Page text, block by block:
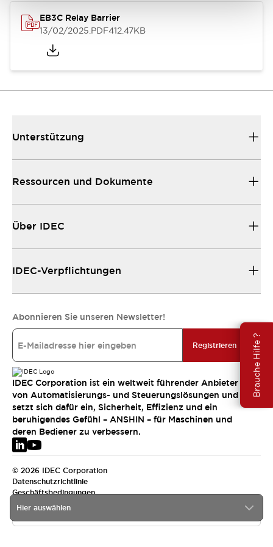
Brauche Hilfe ?
EB3C Relay Barrier
13/02/2025.PDF412.47KB
Hier auswählen
Unterstützung
Ressourcen und Dokumente
Über IDEC
IDEC-Verpflichtungen
Abonnieren Sie unseren Newsletter!
Registrieren
IDEC Corporation ist ein weltweit führender Anbieter
von Automatisierungs- und Steuerungslösungen und
setzt sich dafür ein, Sicherheit, Effizienz und ein
beruhigendes Gefühl – ANSHIN – für Maschinen und
deren Bediener zu verbessern.
© 2026 IDEC Corporation
Datenschutzrichtlinie
Geschäftsbedingungen
EMEA